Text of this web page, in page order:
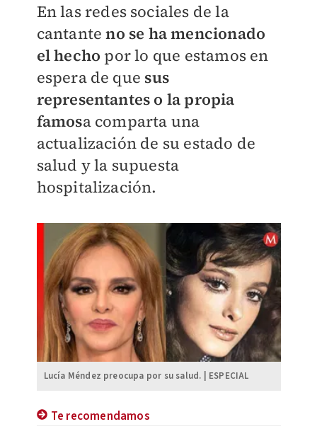
En las redes sociales de la
cantante no se ha mencionado
el hecho por lo que estamos en
espera de que sus
representantes o la propia
famosa comparta una
actualización de su estado de
salud y la supuesta
hospitalización.
Lucía Méndez preocupa por su salud. | ESPECIAL
Te recomendamos